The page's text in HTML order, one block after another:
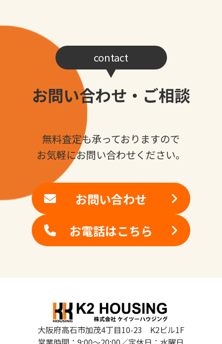
contact
お問い合わせ・ご相談
無料査定も承っておりますので
お気軽にお問い合わせください。
お問い合わせ
お電話はこちら
大阪府高石市加茂4丁目10-23 K2ビル1F